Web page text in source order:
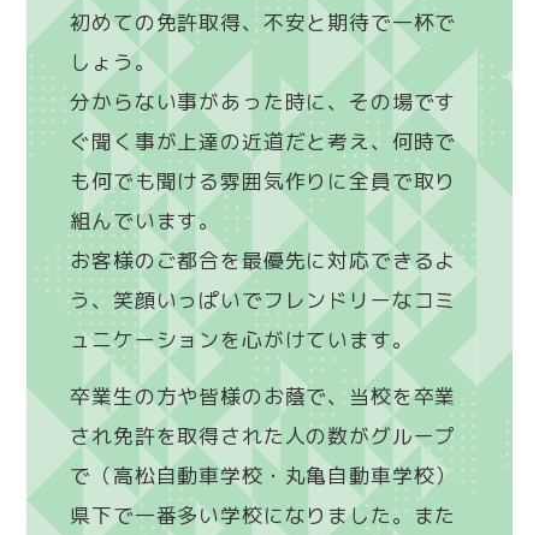
初めての免許取得、不安と期待で一杯で
しょう。
分からない事があった時に、その場です
ぐ聞く事が上達の近道だと考え、何時で
も何でも聞ける雰囲気作りに全員で取り
組んでいます。
お客様のご都合を最優先に対応できるよ
う、笑顔いっぱいでフレンドリーなコミ
ュニケーションを心がけています。
卒業生の方や皆様のお蔭で、当校を卒業
され免許を取得された人の数がグループ
で（高松自動車学校・丸亀自動車学校）
県下で一番多い学校になりました。また